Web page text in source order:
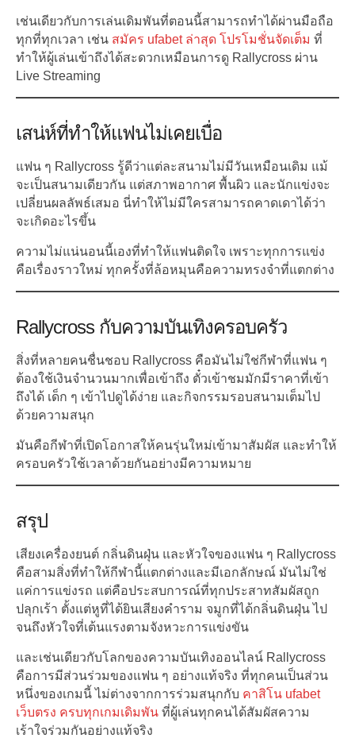
เช่นเดียวกับการเล่นเดิมพันที่ตอนนี้สามารถทำได้ผ่านมือถือ
ทุกที่ทุกเวลา เช่น สมัคร ufabet ล่าสุด โปรโมชั่นจัดเต็ม ที่
ทำให้ผู้เล่นเข้าถึงได้สะดวกเหมือนการดู Rallycross ผ่าน
Live Streaming
เสน่ห์ที่ทำให้แฟนไม่เคยเบื่อ
แฟน ๆ Rallycross รู้ดีว่าแต่ละสนามไม่มีวันเหมือนเดิม แม้
จะเป็นสนามเดียวกัน แต่สภาพอากาศ พื้นผิว และนักแข่งจะ
เปลี่ยนผลลัพธ์เสมอ นี่ทำให้ไม่มีใครสามารถคาดเดาได้ว่า
จะเกิดอะไรขึ้น
ความไม่แน่นอนนี้เองที่ทำให้แฟนติดใจ เพราะทุกการแข่ง
คือเรื่องราวใหม่ ทุกครั้งที่ล้อหมุนคือความทรงจำที่แตกต่าง
Rallycross กับความบันเทิงครอบครัว
สิ่งที่หลายคนชื่นชอบ Rallycross คือมันไม่ใช่กีฬาที่แฟน ๆ
ต้องใช้เงินจำนวนมากเพื่อเข้าถึง ตั๋วเข้าชมมักมีราคาที่เข้า
ถึงได้ เด็ก ๆ เข้าไปดูได้ง่าย และกิจกรรมรอบสนามเต็มไป
ด้วยความสนุก
มันคือกีฬาที่เปิดโอกาสให้คนรุ่นใหม่เข้ามาสัมผัส และทำให้
ครอบครัวใช้เวลาด้วยกันอย่างมีความหมาย
สรุป
เสียงเครื่องยนต์ กลิ่นดินฝุ่น และหัวใจของแฟน ๆ Rallycross
คือสามสิ่งที่ทำให้กีฬานี้แตกต่างและมีเอกลักษณ์ มันไม่ใช่
แค่การแข่งรถ แต่คือประสบการณ์ที่ทุกประสาทสัมผัสถูก
ปลุกเร้า ตั้งแต่หูที่ได้ยินเสียงคำราม จมูกที่ได้กลิ่นดินฝุ่น ไป
จนถึงหัวใจที่เต้นแรงตามจังหวะการแข่งขัน
และเช่นเดียวกับโลกของความบันเทิงออนไลน์ Rallycross
คือการมีส่วนร่วมของแฟน ๆ อย่างแท้จริง ที่ทุกคนเป็นส่วน
หนึ่งของเกมนี้ ไม่ต่างจากการร่วมสนุกกับ คาสิโน ufabet
เว็บตรง ครบทุกเกมเดิมพัน ที่ผู้เล่นทุกคนได้สัมผัสความ
เร้าใจร่วมกันอย่างแท้จริง